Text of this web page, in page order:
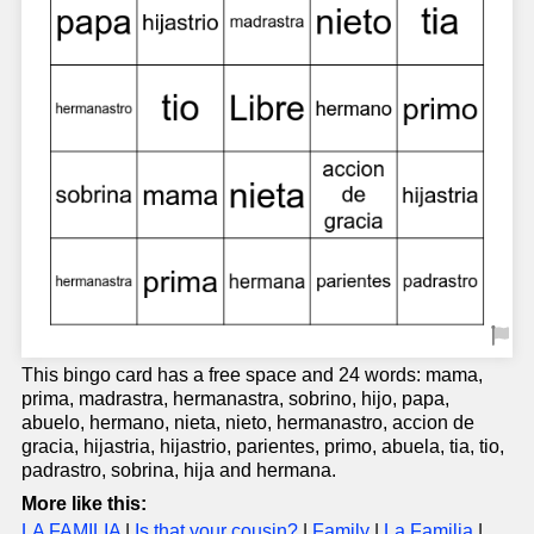
This bingo card has a free space and 24 words: mama,
prima, madrastra, hermanastra, sobrino, hijo, papa,
abuelo, hermano, nieta, nieto, hermanastro, accion de
gracia, hijastria, hijastrio, parientes, primo, abuela, tia, tio,
padrastro, sobrina, hija and hermana.
More like this: